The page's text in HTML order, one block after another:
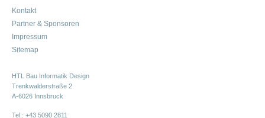
Kontakt
Partner & Sponsoren
Impressum
Sitemap
HTL Bau Informatik Design
Trenkwalderstraße 2
A-6026 Innsbruck
Tel.: +43 5090 2811